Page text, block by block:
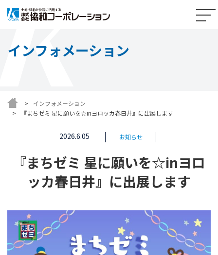
インフォメーション
インフォメーション
『まちゼミ 星に願いを☆inヨロッカ春日井』に出展します
2026.6.05 お知らせ
『まちゼミ 星に願いを☆inヨロ
ッカ春日井』に出展します